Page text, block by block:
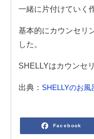
一緒に片付けていく
基本的にカウンセリ
した。
SHELLYはカウンセ
出典： SHELLYのお風
Facebook